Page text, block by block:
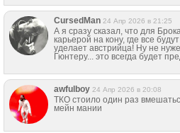
CursedMan 24 Апр 2026 в 21:25
А я сразу сказал, что для
карьерой на кону, где все
уделает австрийца! Ну не
Гюнтеру... это всегда будет
awfulboy 24 Апр 2026 в 20:08
ТКО стоило один раз
мейн мании